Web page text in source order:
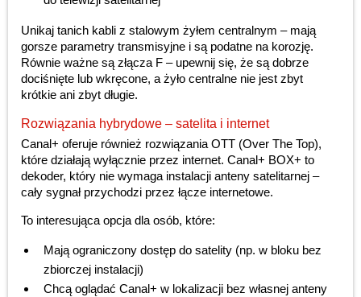
Unikaj tanich kabli z stalowym żyłem centralnym – mają
gorsze parametry transmisyjne i są podatne na korozję.
Równie ważne są złącza F – upewnij się, że są dobrze
dociśnięte lub wkręcone, a żyło centralne nie jest zbyt
krótkie ani zbyt długie.
Rozwiązania hybrydowe – satelita i internet
Canal+ oferuje również rozwiązania OTT (Over The Top),
które działają wyłącznie przez internet. Canal+ BOX+ to
dekoder, który nie wymaga instalacji anteny satelitarnej –
cały sygnał przychodzi przez łącze internetowe.
To interesująca opcja dla osób, które:
Mają ograniczony dostęp do satelity (np. w bloku bez
zbiorczej instalacji)
Chcą oglądać Canal+ w lokalizacji bez własnej anteny